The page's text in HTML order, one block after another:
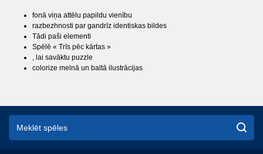
fonā viņa attēlu papildu vienību
razbezhnosti par gandrīz identiskas bildes
Tādi paši elementi
Spēlē « Trīs pēc kārtas »
, lai savāktu puzzle
colorize melnā un baltā ilustrācijas